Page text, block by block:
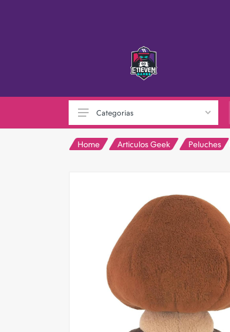
Otras consolas
Pokemon TCG
Categorias
Home Articulos Geek Peluches